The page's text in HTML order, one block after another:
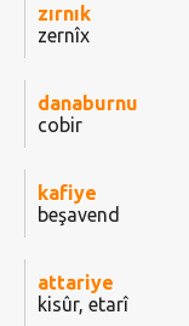
zırnık
zernîx
danaburnu
cobir
kafiye
beşavend
attariye
kisûr, etarî